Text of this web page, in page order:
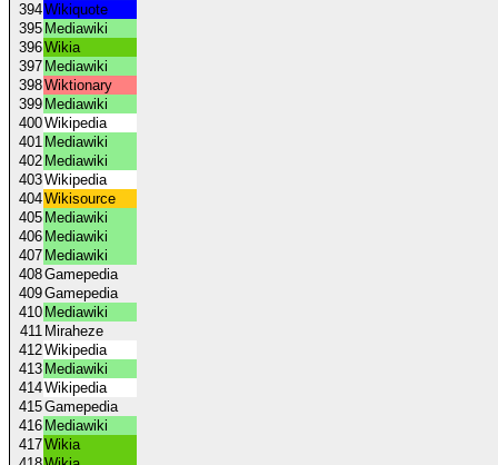
394Wikiquote
395 Mediawiki
396Wikia
397 Mediawiki
398Wiktionary
399 Mediawiki
400Wikipedia
401 Mediawiki
402 Mediawiki
403Wikipedia
404Wikisource
405 Mediawiki
406 Mediawiki
407 Mediawiki
408Gamepedia
409Gamepedia
410 Mediawiki
411 Miraheze
412Wikipedia
413 Mediawiki
414Wikipedia
415Gamepedia
416 Mediawiki
417Wikia